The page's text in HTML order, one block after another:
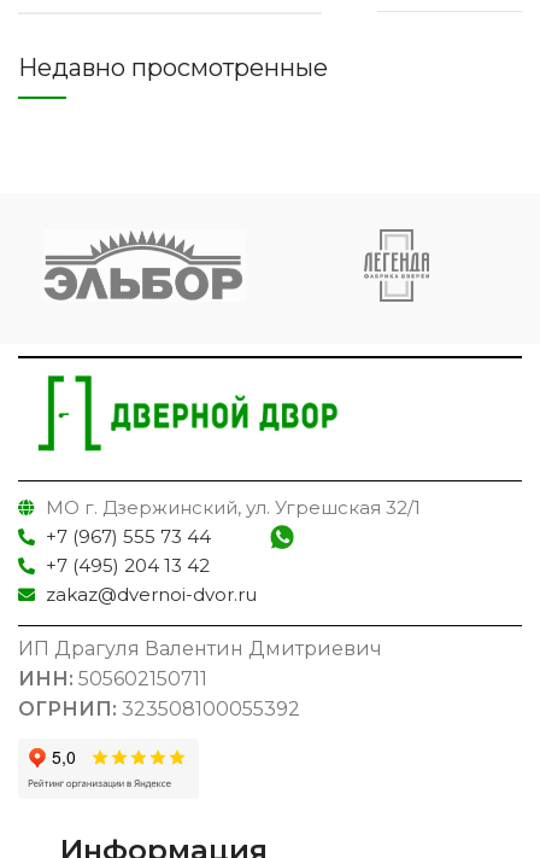
Недавно просмотренные
МО г. Дзержинский, ул. Угрешская 32/1
+7 (967) 555 73 44
+7 (495) 204 13 42
zakaz@dvernoi-dvor.ru
ИП Драгуля Валентин Дмитриевич
ИНН: 505602150711
ОГРНИП: 323508100055392
Информация